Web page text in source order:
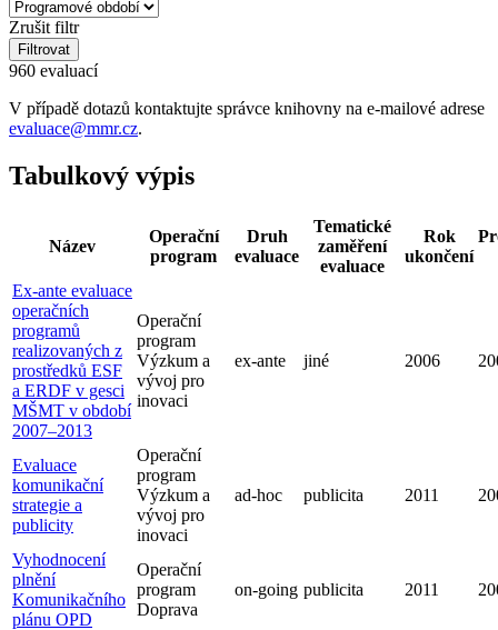
Zrušit filtr
Filtrovat
960 evaluací
V případě dotazů kontaktujte správce knihovny na e-mailové adrese
evaluace@mmr.cz.
Tabulkový výpis
Název
Operační
program
Druh
evaluace
Tematické
zaměření
evaluace
Rok
ukončení
Ex-ante evaluace
operačních
programů
realizovaných z
prostředků ESF
a ERDF v gesci
MŠMT v období
2007–2013
Operační
program
Výzkum a
vývoj pro
inovaci
ex-ante jiné 2006
Evaluace
komunikační
strategie a
publicity
Operační
program
Výzkum a
vývoj pro
inovaci
ad-hoc publicita 2011
Vyhodnocení
plnění
Komunikačního
plánu OPD
Operační
program
Doprava
on-going publicita 2011